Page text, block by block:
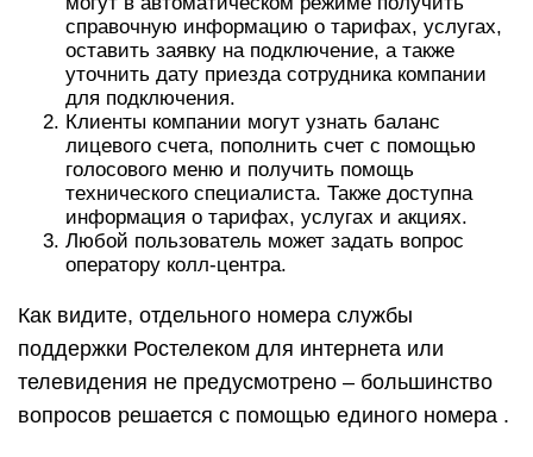
справочную информацию о тарифах, услугах,
оставить заявку на подключение, а также
уточнить дату приезда сотрудника компании
для подключения.
Клиенты компании могут узнать баланс
лицевого счета, пополнить счет с помощью
голосового меню и получить помощь
технического специалиста. Также доступна
информация о тарифах, услугах и акциях.
Любой пользователь может задать вопрос
оператору колл-центра.
Как видите, отдельного номера службы
поддержки Ростелеком для интернета или
телевидения не предусмотрено – большинство
вопросов решается с помощью единого номера .